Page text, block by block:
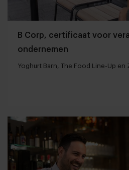
B Corp, certificaat voor
ondernemen
Yoghurt Barn, The Food Line-Up en